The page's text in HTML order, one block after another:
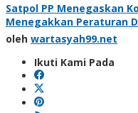
Satpol PP Menegaskan
Menegakkan Peraturan
oleh wartasyah99.net
Ikuti Kami Pada